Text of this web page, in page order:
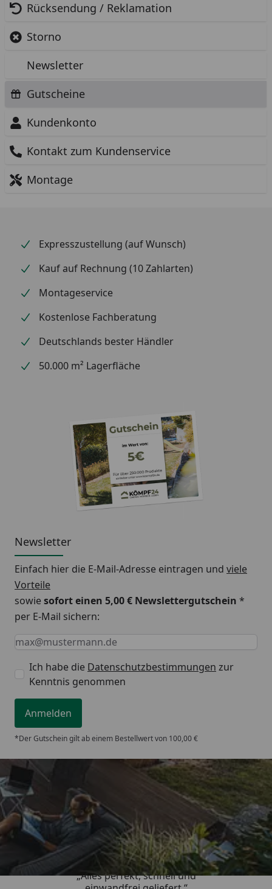
Rücksendung / Reklamation
Storno
Newsletter
Gutscheine
Kundenkonto
Kontakt zum Kundenservice
Montage
Expresszustellung (auf Wunsch)
Kauf auf Rechnung (10 Zahlarten)
Montageservice
Kostenlose Fachberatung
Deutschlands bester Händler
50.000 m² Lagerfläche
Newsletter
Einfach hier die E-Mail-Adresse eintragen und viele
Vorteile
sowiesofort einen 5,00 € Newslettergutschein *
per E-Mail sichern:
Keine Eingabe erforderlich
Eingabe erforderlich
E-Mail *
Ich habe die Datenschutzbestimmungen zur
Kenntnis genommen
Anmelden
*Der Gutschein gilt ab einem Bestellwert von 100,00 €
Trusted Shops
5,00/ 5
„Alles perfekt, schnell und